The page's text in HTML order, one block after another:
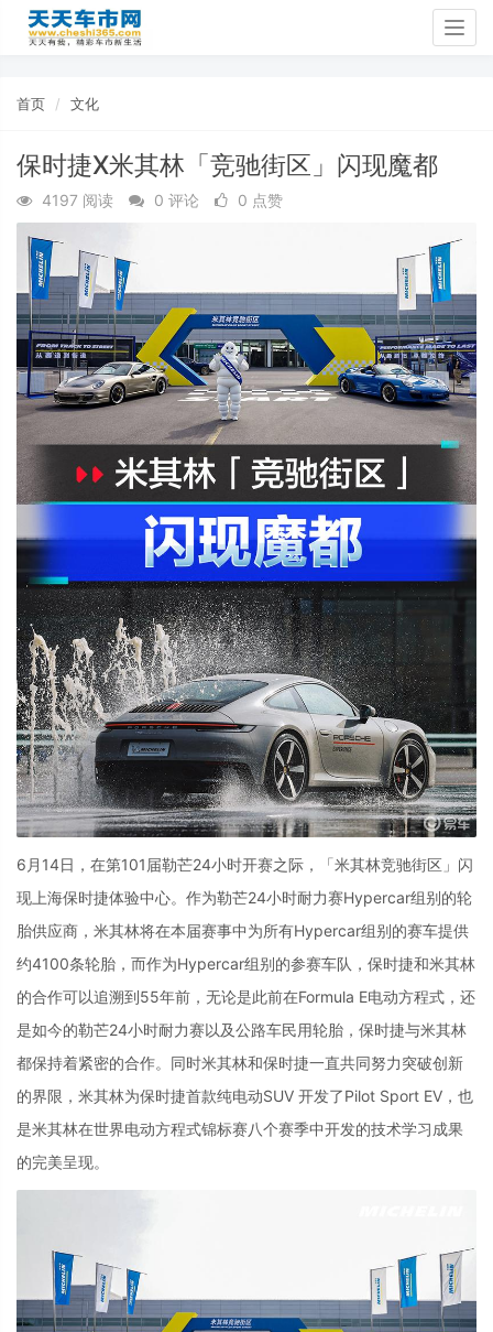
首页 文化
保时捷X米其林「竞驰街区」闪现魔都
4197 阅读 0 评论 0 点赞
6月14日，在第101 届勒芒24小时开赛之际，「米其林竞驰街区」闪
现上海保时捷体验中心。作为勒芒24小时耐力赛Hypercar组别的轮
胎供应商，米其林将在本届赛事中为所有Hypercar组别的赛车提供
约4100条轮胎，而作为Hypercar组别的参赛车队，保时捷和米其林
的合作可以追溯到55年前，无论是此前在Formula E电动方程式，还
是如今的勒芒24小时耐力赛以及公路车民用轮胎，保时捷与米其林
都保持着紧密的合作。同时米其林和保时捷一直共同努力突破创新
的界限，米其林为保时捷首款纯电动SUV 开发了Pilot Sport EV ，也
是米其林在世界电动方程式锦标赛八个赛季中开发的技术学习成果
的完美呈现。